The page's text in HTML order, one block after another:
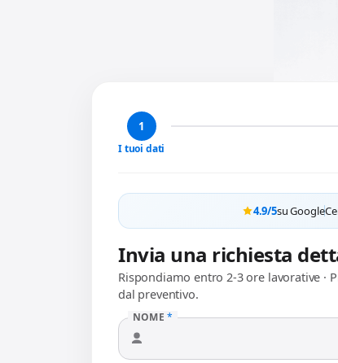
1
I tuoi dati
4.9/5su Google
Invia una richiesta
Rispondiamo entro 2-3 ore lavorative ·
dal preventivo.
NOME*